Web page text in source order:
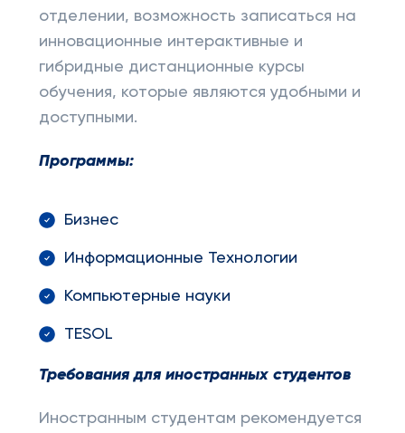
отделении, возможность записаться на
инновационные интерактивные и
гибридные дистанционные курсы
обучения, которые являются удобными и
доступными.
Программы:
Бизнес
Информационные Технологии
Компьютерные науки
TESOL
Требования для иностранных студентов
Иностранным студентам рекомендуется